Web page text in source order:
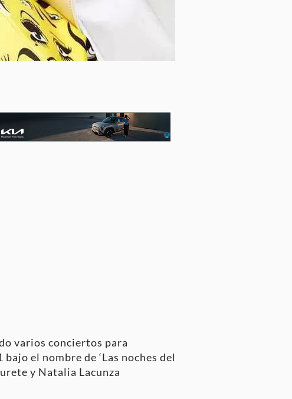
varios conciertos para
el nombre de ‘Las noches del
y Natalia Lacunza